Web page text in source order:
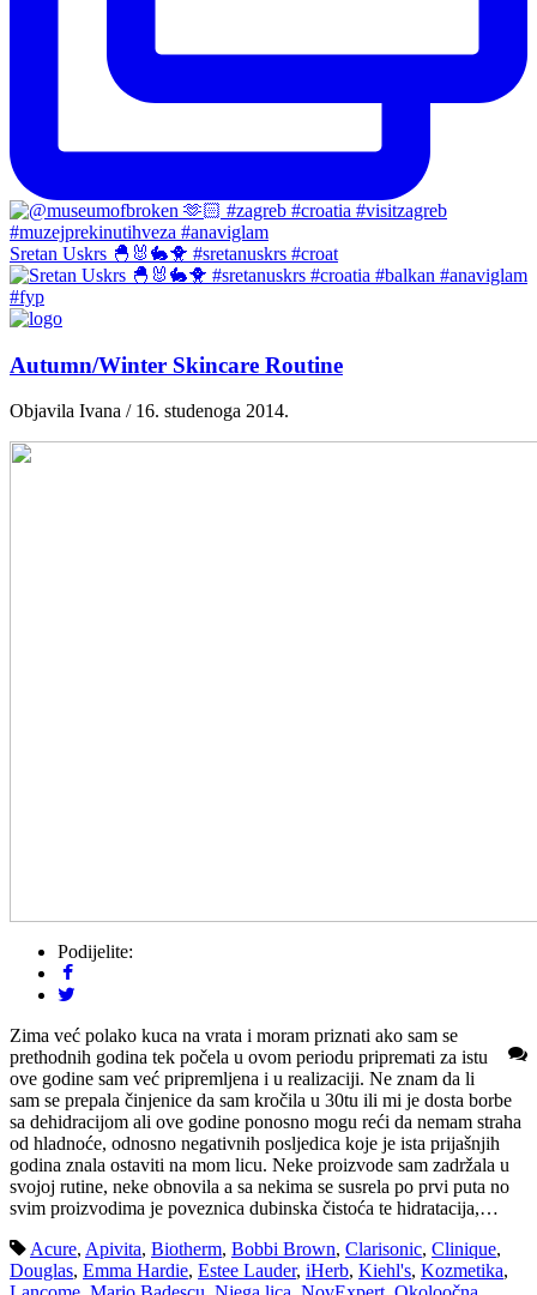
Sretan Uskrs 🐣🐰🐇🐥 #sretanuskrs #croat
Autumn/Winter Skincare Routine
Objavila Ivana / 16. studenoga 2014.
Podijelite:
Zima već polako kuca na vrata i moram priznati ako sam se
prethodnih godina tek počela u ovom periodu pripremati za istu
ove godine sam već pripremljena i u realizaciji. Ne znam da li
sam se prepala činjenice da sam kročila u 30tu ili mi je dosta borbe
sa dehidracijom ali ove godine ponosno mogu reći da nemam straha
od hladnoće, odnosno negativnih posljedica koje je ista prijašnjih
godina znala ostaviti na mom licu. Neke proizvode sam zadržala u
svojoj rutine, neke obnovila a sa nekima se susrela po prvi puta no
svim proizvodima je poveznica dubinska čistoća te hidratacija,…
Acure, Apivita, Biotherm, Bobbi Brown, Clarisonic, Clinique,
Douglas, Emma Hardie, Estee Lauder, iHerb, Kiehl's, Kozmetika,